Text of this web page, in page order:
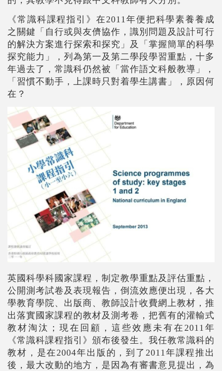
《常識科課程指引》在 2011 年便把科學素養養成
之關鍵「自行或與友儕協作，識別問題及設計可行
的解決方案進行探索和探究」及「掌握簡單的科學
探究能力」，列為第一及第二學段學習重點，十多
年過去了，常識科仍然被「當作語文科般教導」，
「習慣不動手，上課時只對着學生講書」，原因何
在？
英國科學科國家課程，制定教學重點及評估重點，
公開測考試卷及表現報告，倒流效應便出現，各大
學教育學院、出版商、教師設計收費網上教材，推
出落實國家課程的教材及測考卷，把舊有的灌輸式
教材淘汰；現在回顧，這些效應未有在 2011 年
《常識科課程指引》頒布後發生。我任教常識科的
教材，是在2004年出版的 ，到了 2011年課程推出
後，最大改動的地方，是因為有審書意見提出，為